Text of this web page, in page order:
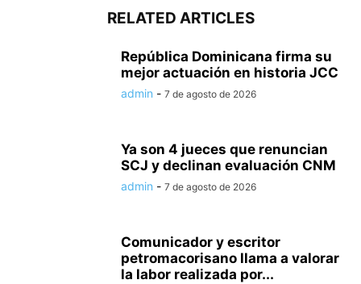
RELATED ARTICLES
República Dominicana firma su
mejor actuación en historia JCC
admin - 7 de agosto de 2026
Ya son 4 jueces que renuncian
SCJ y declinan evaluación CNM
admin - 7 de agosto de 2026
Comunicador y escritor
petromacorisano llama a valorar
la labor realizada por...